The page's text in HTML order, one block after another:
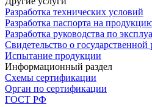
Разработка технических условий
Разработка паспорта на
Разработка руководства по
Свидетельство о государственной
Испытание продукции
Информационный раздел
Схемы сертификации
Орган по сертификации
ГОСТ РФ